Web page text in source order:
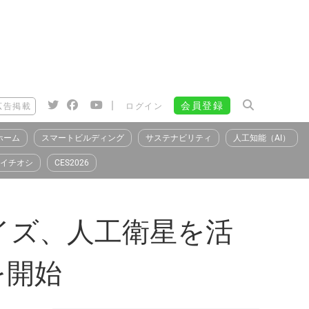
告掲載 | ログイン 会員登録
ーム スマートビルディング サステナビリティ 人工知能（AI）
イチオシ CES2026
、人工衛星を活
始